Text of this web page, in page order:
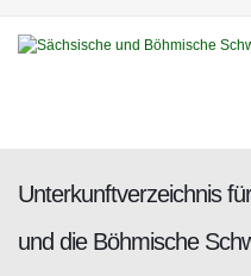
Unterkunftverzeichnis
und die Böhmische